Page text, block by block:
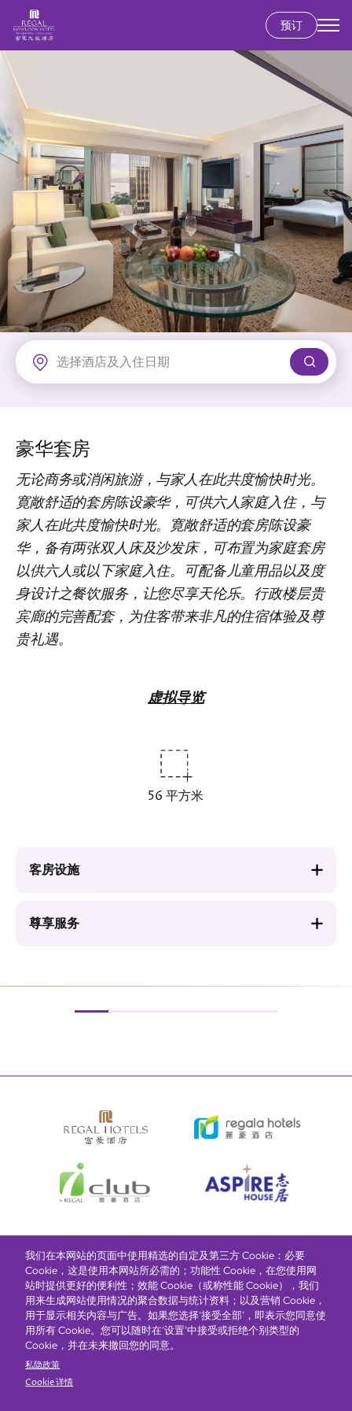
跳
转
要
内
预订
香港岛
富豪香港酒店
九龙
富豪九龙酒店
新界
富豪机场酒店
豪华套房
无论商务或消闲旅游，与家人在此共度愉快时光。
寛敞舒适的套房陈设豪华，可供六人家庭入住，与
家人在此共度愉快时光。寛敞舒适的套房陈设豪
华，备有两张双人床及沙发床，可布置为家庭套房
以供六人或以下家庭入住。可配备儿童用品以及度
身设计之餐饮服务，让您尽享天伦乐。行政楼层贵
宾廊的完善配套，为住客带来非凡的住宿体验及尊
贵礼遇。
虚拟导览
56 平方米
客房设施
尊享服务
富豪酒店主页关于我们推广及优惠住宿奖励计划
抢先一步，掌握最新资讯！
我们在本网站的页面中使用精选的自定及第三方 Cookie：必要
Cookie，这是使用本网站所必需的；功能性 Cookie，在您使用网
站时提供更好的便利性；效能 Cookie（或称性能 Cookie），我们
用来生成网站使用情况的聚合数据与统计资料；以及营销 Cookie，
用于显示相关内容与广告。如果您选择‘接受全部’，即表示您同意使
用所有 Cookie。您可以随时在‘设置’中接受或拒绝个别类型的
Cookie，并在未来撤回您的同意。
私隐政策
Cookie 详情